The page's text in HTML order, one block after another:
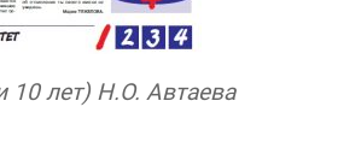
10 лет) Н.О. Автаева